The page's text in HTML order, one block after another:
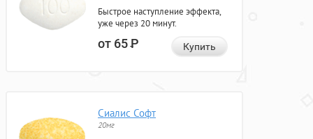
Быстрое наступление эффекта,
уже через 20 минут.
от 65Р Купить
Сиалис Софт
20мг